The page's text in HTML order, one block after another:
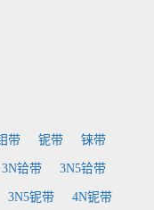
带 铌带 铼带
3N铪带 3N5铪带
3N5铌带 4N铌带